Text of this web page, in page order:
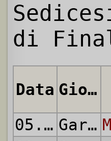
di
Data Giornata
05.12.2007
Gara di Andata